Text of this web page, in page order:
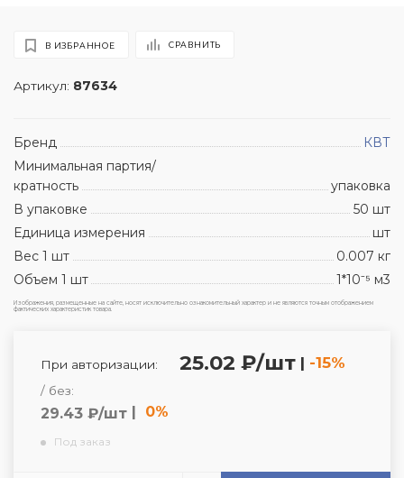
Артикул: 87634
В ИЗБРАННОЕ СРАВНИТЬ
Бренд
КВТ
Минимальная партия/
кратность
упаковка
В упаковке
50 шт
Единица измерения
шт
Вес 1 шт
0.007 кг
Объем 1 шт
1*10⁻⁵ м3
Изображения, размещенные на сайте, носят исключительно ознакомительный характер и не являются точным отображением
фактических характеристик товара.
При авторизации: 25.02 ₽/шт | -15%
/ без:
29.43 ₽/шт | 0%
Под заказ